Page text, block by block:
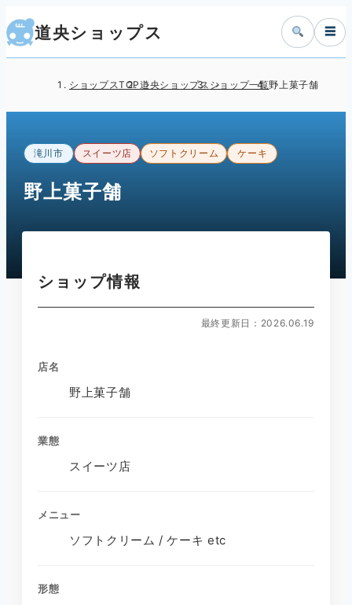
道央ショップス ☰
ショップスTOP道央ショップス ショップ一覧野上菓子舗
滝川市 スイーツ店 ソフトクリーム ケーキ
野上菓子舗
ショップ情報
最終更新日：2026.06.19
店名
野上菓子舗
業態
スイーツ店
メニュー
ソフトクリーム / ケーキ etc
形態